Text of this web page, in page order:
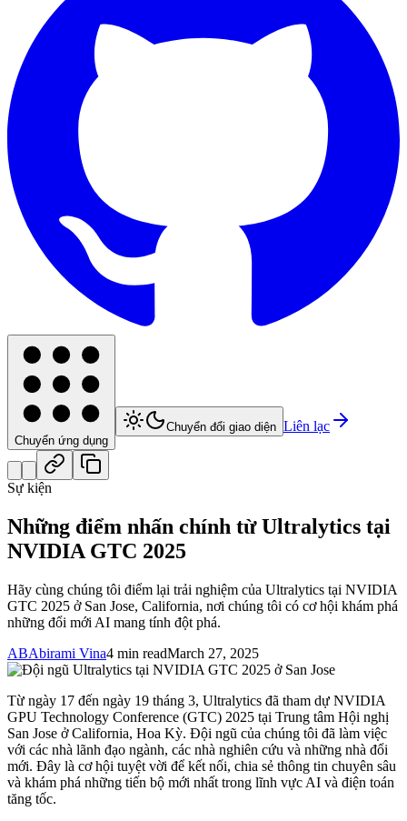
Chuyển ứng dụng
Chuyển đổi giao diện Liên lạc
Sự kiện
Những điểm nhấn chính từ Ultralytics tại
NVIDIA GTC 2025
Hãy cùng chúng tôi điểm lại trải nghiệm của Ultralytics tại NVIDIA
GTC 2025 ở San Jose, California, nơi chúng tôi có cơ hội khám phá
những đổi mới AI mang tính đột phá.
ABAbirami Vina4 min readMarch 27, 2025
Từ ngày 17 đến ngày 19 tháng 3, Ultralytics đã tham dự NVIDIA
GPU Technology Conference (GTC) 2025 tại Trung tâm Hội nghị
San Jose ở California, Hoa Kỳ. Đội ngũ của chúng tôi đã làm việc
với các nhà lãnh đạo ngành, các nhà nghiên cứu và những nhà đổi
mới. Đây là cơ hội tuyệt vời để kết nối, chia sẻ thông tin chuyên sâu
và khám phá những tiến bộ mới nhất trong lĩnh vực AI và điện toán
tăng tốc.